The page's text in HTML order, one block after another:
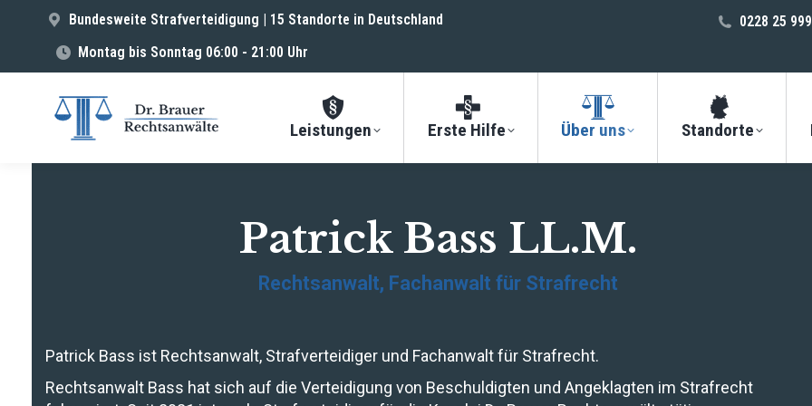
Bundesweite Strafverteidigung | 15 Standorte in Deutschland
Montag bis Sonntag 06:00 - 21:00 Uhr
0228 25
Leistungen Erste Hilfe Über uns Standorte
Patrick Bass LL.M.
Rechtsanwalt, Fachanwalt für Strafrecht
Patrick Bass ist Rechtsanwalt, Strafverteidiger und Fachanwalt für Strafrecht.
Rechtsanwalt Bass hat sich auf die Verteidigung von Beschuldigten und Angeklagten im Strafrecht